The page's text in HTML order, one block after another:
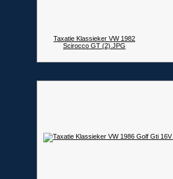
Taxatie Klassieker VW 1982
Scirocco GT (2).JPG